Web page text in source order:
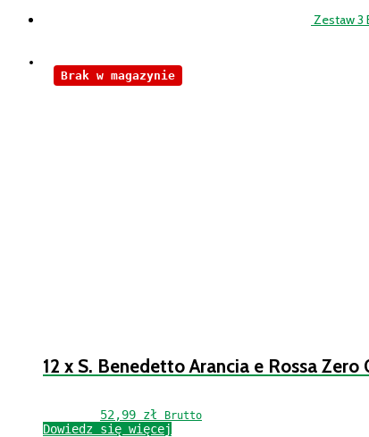
Zestaw 3
12 x S. Benedetto Arancia e Rossa
52,99 zł Brutto
Dowiedz się więcej
Brak w magazynie